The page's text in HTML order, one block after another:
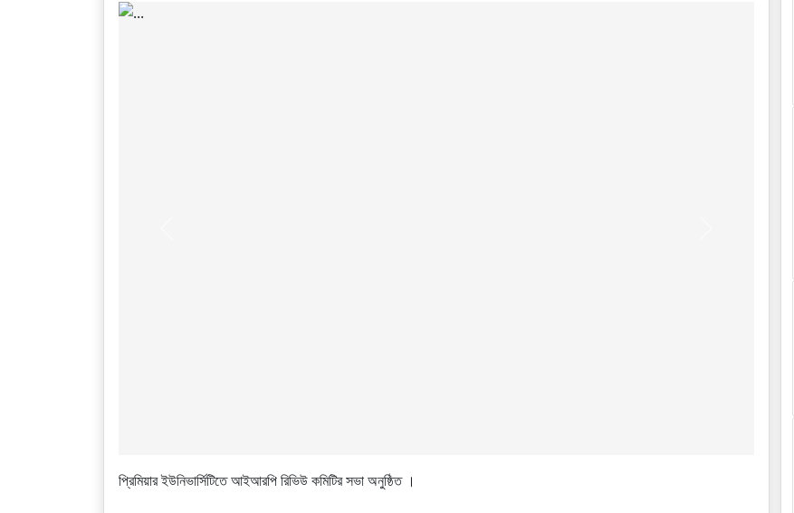
প্রিমিয়ার ইউনিভার্সিটিতে আইআরপি রিভিউ কমিটির সভা অনুষ্ঠিত ।